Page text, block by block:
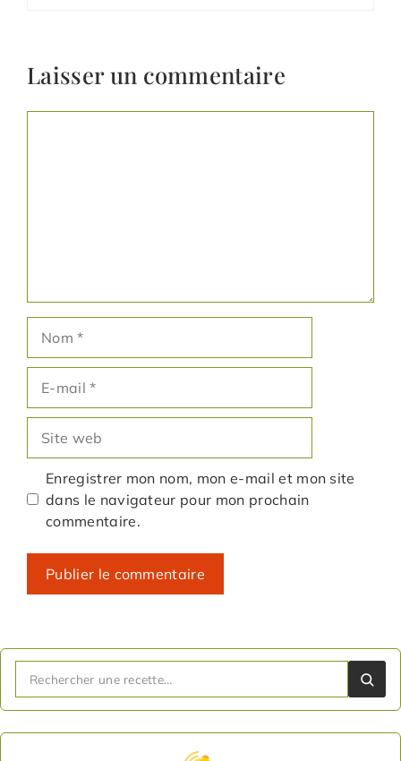
Laisser un commentaire
mail
web
Enregistrer mon nom, mon e-mail et mon site
dans le navigateur pour mon prochain
commentaire.